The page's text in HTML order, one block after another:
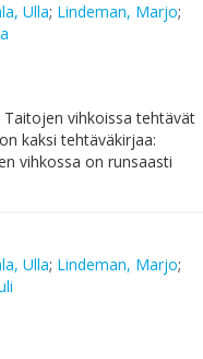
Ulla; Lindeman, Marjo;
vihkoissa tehtävät
kaksi tehtäväkirjaa:
vihkossa on runsaasti
Ulla; Lindeman, Marjo;